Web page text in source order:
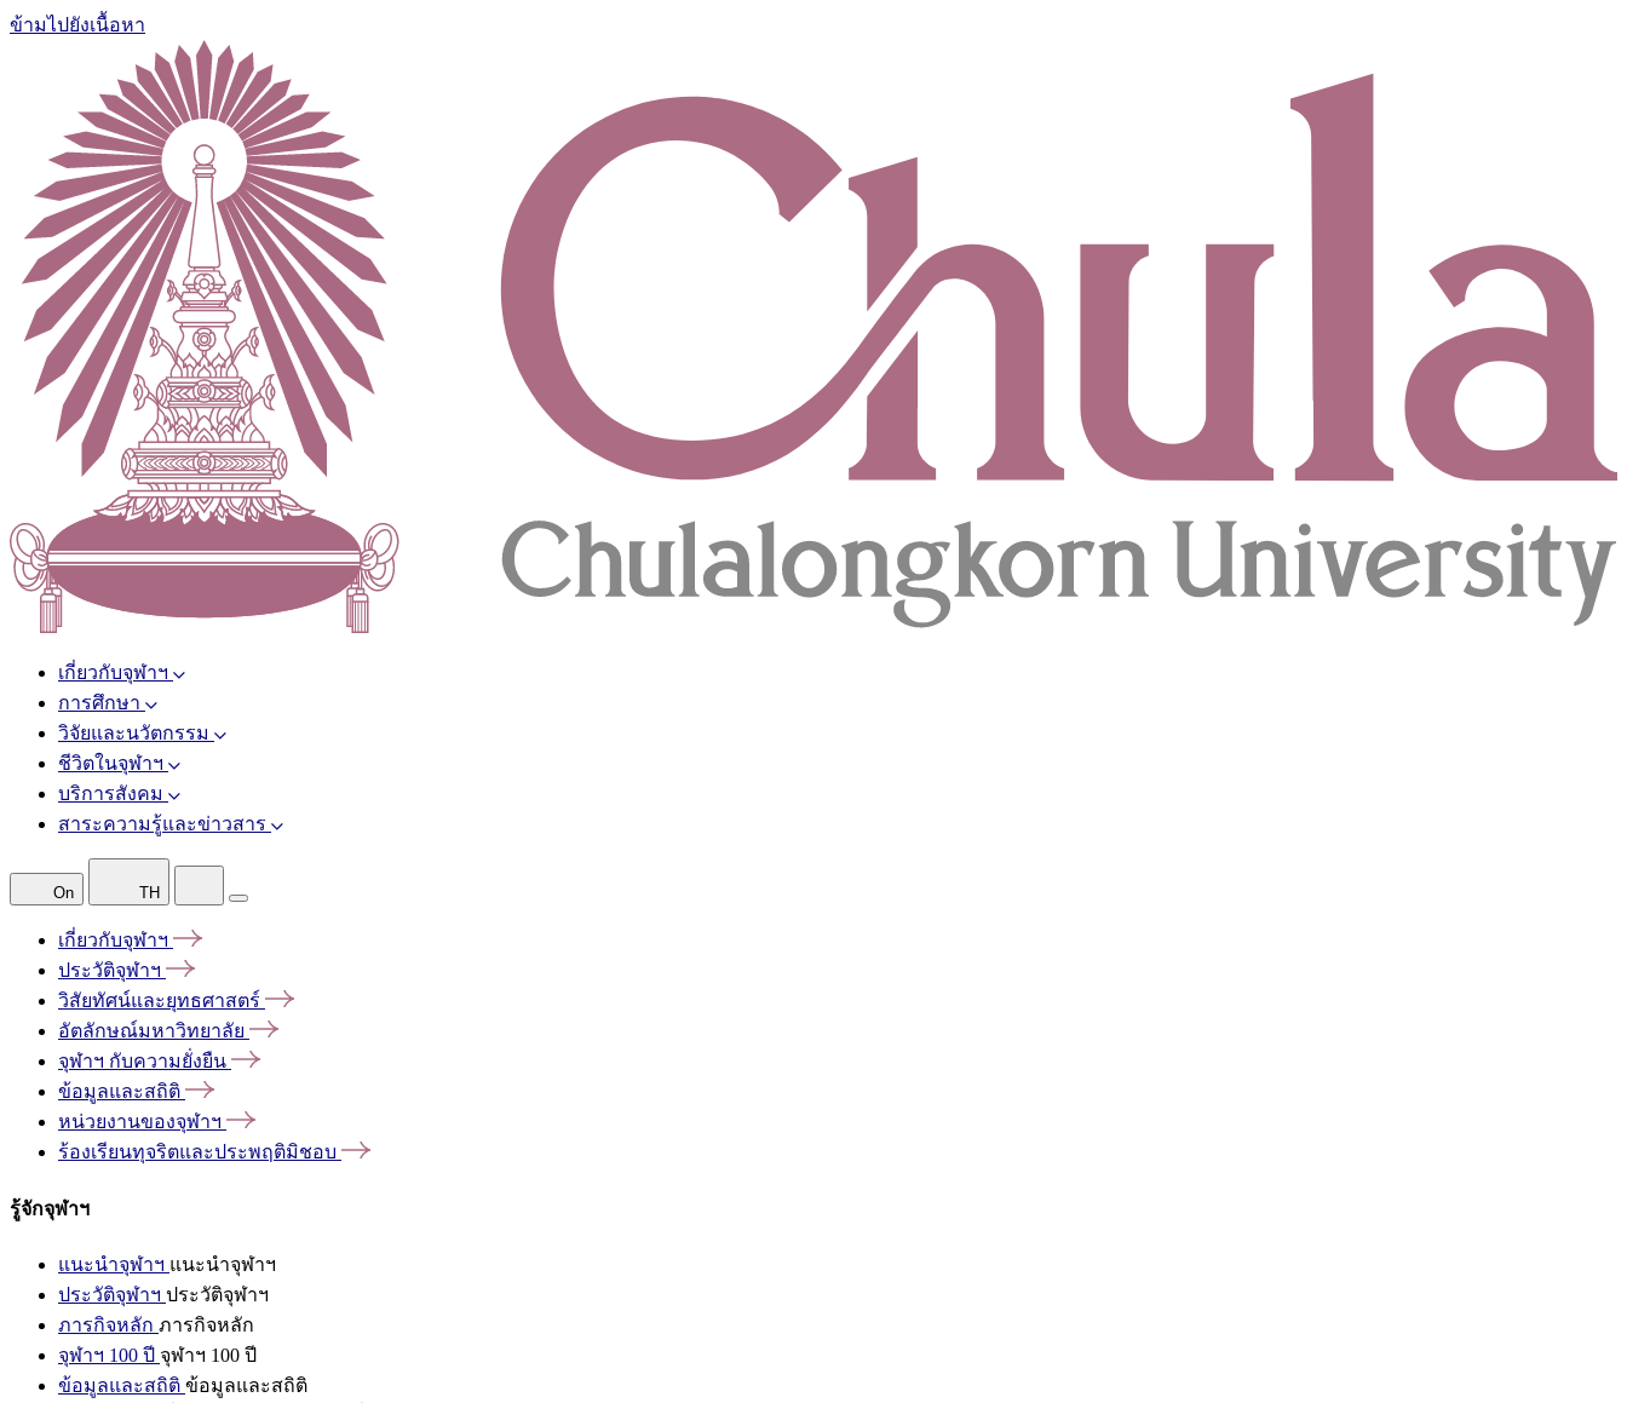
ข้ามไปยังเนื้อหา
เกี่ยวกับจุฬาฯ
การศึกษา
วิจัยและนวัตกรรม
ชีวิตในจุฬาฯ
บริการสังคม
สาระความรู้และข่าวสาร
On TH
เกี่ยวกับจุฬาฯ
ประวัติจุฬาฯ
วิสัยทัศน์และยุทธศาสตร์
อัตลักษณ์มหาวิทยาลัย
จุฬาฯ กับความยั่งยืน
ข้อมูลและสถิติ
หน่วยงานของจุฬาฯ
ร้องเรียนทุจริตและประพฤติมิชอบ
รู้จักจุฬาฯ
แนะนำจุฬาฯ แนะนำจุฬาฯ
ประวัติจุฬาฯ ประวัติจุฬาฯ
ภารกิจหลัก ภารกิจหลัก
จุฬาฯ 100 ปี จุฬาฯ 100 ปี
ข้อมูลและสถิติ ข้อมูลและสถิติ